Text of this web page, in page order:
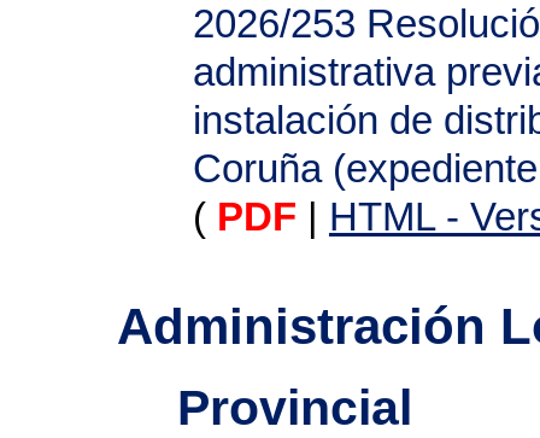
2026/253
administrativa
instalación de
Coruña
( PDF HTML -
Administración
Provincial